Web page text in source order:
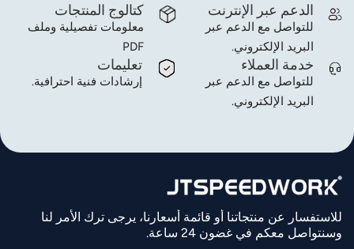
كتالوج المنتجات
معلومات تفصيلية وملف
PDF
الدعم عبر الإنترنت
للتواصل مع الدعم عبر
البريد الإلكتروني.
تعليمات
إرشادات فنية احترافية.
خدمة العملاء
للتواصل مع الدعم عبر
البريد الإلكتروني.
للاستفسار عن منتجاتنا أو قائمة أسعارنا، يرجى ترك الأمر لنا
وسنتواصل معكم في غضون 24 ساعة.